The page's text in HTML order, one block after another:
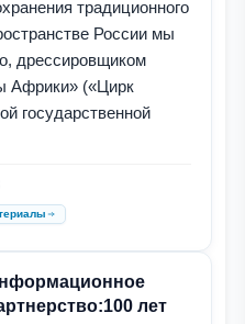
традиционного
России мы
дрессировщиком
Африки» («Цирк
государственной
лет